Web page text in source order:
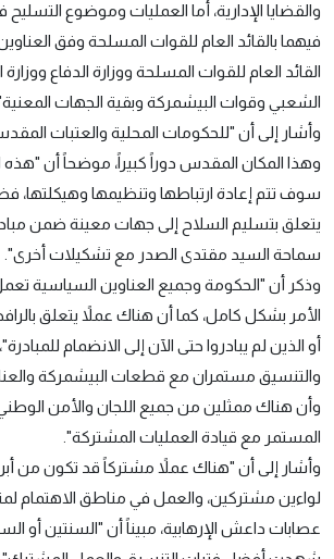
والقضايا الإدارية، أما العمليات وموضوع
فيهما بالقائد العام للقوات المسلحة وفق
القائد العام للقوات المسلحة ووزارة الدفاع
الشعبي وقوات البيشمركة وبقية الجهات
وأشار إلى أن "للحكومات المحلية والعتبات
وهذا المكان المقدس دوراً كبيراً، موضحاً أن "هذه
سوف تتم إعادة ارتباطها وتنظيمها
يتعلق بتسليم السلاح إلى جهات معينة ضمن
سماحة السيد مقتدى الصدر مع تشكيلات أخرى".
وذكر أن "الحكومة وجميع العناوين السياسية
الأمر بشكل كامل، كما أن هناك عملاً يتعلق
أو الذين لم يبادروا حتى الآن إلى الانضمام
والتنسيق مستمران مع قطعات البيشمركة
وأن هناك ممثلين من جميع اللجان والأمن
المستمر مع قيادة العمليات المشتركة".
وأشار إلى أن "هناك عملاً مشتركاً قد تكون من
لواءين مشتركين، والعمل في مناطق الاهتمام
عصابات داعش الإرهابية، مبيناً أن "السنتين أو